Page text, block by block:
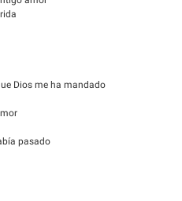
Dios me ha mandado
pasado